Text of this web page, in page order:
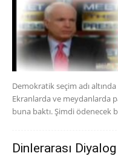
Demokratik seçim adı
Ekranlarda ve meydanlarda
buna baktı. Şimdi ödenecek
Dinlerarası